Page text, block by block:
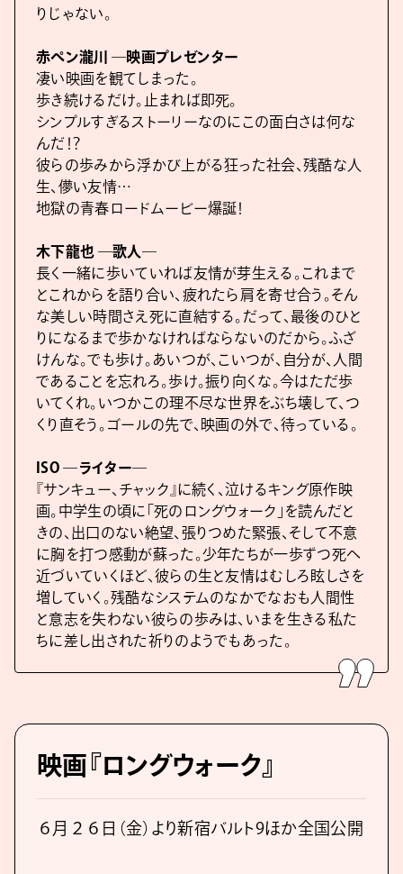
りじゃない。
赤ペン瀧川 ―映画プレゼンター
凄い映画を観てしまった。
歩き続けるだけ。止まれば即死。
シンプルすぎるストーリーなのにこの面白さは何な
んだ！？
彼らの歩みから浮かび上がる狂った社会、残酷な人
生、儚い友情…
地獄の青春ロードムービー爆誕！
木下龍也 ―歌人―
長く一緒に歩いていれば友情が芽生える。これまで
とこれからを語り合い、疲れたら肩を寄せ合う。そん
な美しい時間さえ死に直結する。だって、最後のひと
りになるまで歩かなければならないのだから。ふざ
けんな。でも歩け。あいつが、こいつが、自分が、人間
であることを忘れろ。歩け。振り向くな。今はただ歩
いてくれ。いつかこの理不尽な世界をぶち壊して、つ
くり直そう。ゴールの先で、映画の外で、待っている。
ISO ―ライター―
『サンキュー、チャック』に続く、泣けるキング原作映
画。中学生の頃に「死のロングウォーク」を読んだと
きの、出口のない絶望、張りつめた緊張、そして不意
に胸を打つ感動が蘇った。少年たちが一歩ずつ死へ
近づいていくほど、彼らの生と友情はむしろ眩しさを
増していく。残酷なシステムのなかでなおも人間性
と意志を失わない彼らの歩みは、いまを生きる私た
ちに差し出された祈りのようでもあった。
映画『ロングウォーク』
６月２６日（金）より新宿バルト9ほか全国公開